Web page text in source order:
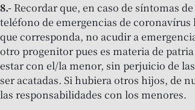
8.- Recordar que, en caso de síntomas
teléfono de emergencias de
que corresponda, no acudir a
otro progenitor pues es materia de
estar con el/la menor, sin perjuicio de
ser acatadas. Si hubiera otros hijos, de
las responsabilidades con los menores.